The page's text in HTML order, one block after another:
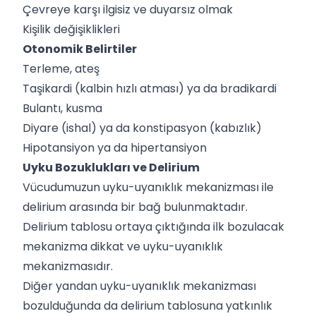
Çevreye karşı ilgisiz ve duyarsız olmak
Kişilik değişiklikleri
Otonomik Belirtiler
Terleme, ateş
Taşikardi (kalbin hızlı atması) ya da bradikardi
Bulantı, kusma
Diyare (ishal) ya da konstipasyon (kabızlık)
Hipotansiyon ya da hipertansiyon
Uyku Bozuklukları ve Delirium
Vücudumuzun uyku-uyanıklık mekanizması ile
delirium arasında bir bağ bulunmaktadır.
Delirium tablosu ortaya çıktığında ilk bozulacak
mekanizma dikkat ve uyku-uyanıklık
mekanizmasıdır.
Diğer yandan uyku-uyanıklık mekanizması
bozulduğunda da delirium tablosuna yatkınlık